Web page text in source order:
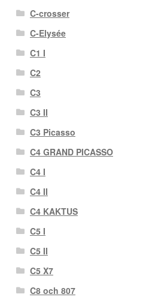
C-crosser
C-Elysée
C1 I
C2
C3
C3 II
C3 Picasso
C4 GRAND PICASSO
C4 I
C4 II
C4 KAKTUS
C5 I
C5 II
C5 X7
C8 och 807